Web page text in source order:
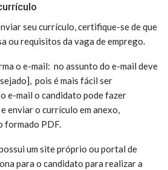
seu currículo, certifique-se de que
ou requisitos da vaga de emprego.
o e-mail: no assunto do e-mail deve
pois é mais fácil ser
e-mail o candidato pode fazer
enviar o currículo em anexo,
formado PDF.
um site próprio ou portal de
para o candidato para realizar a